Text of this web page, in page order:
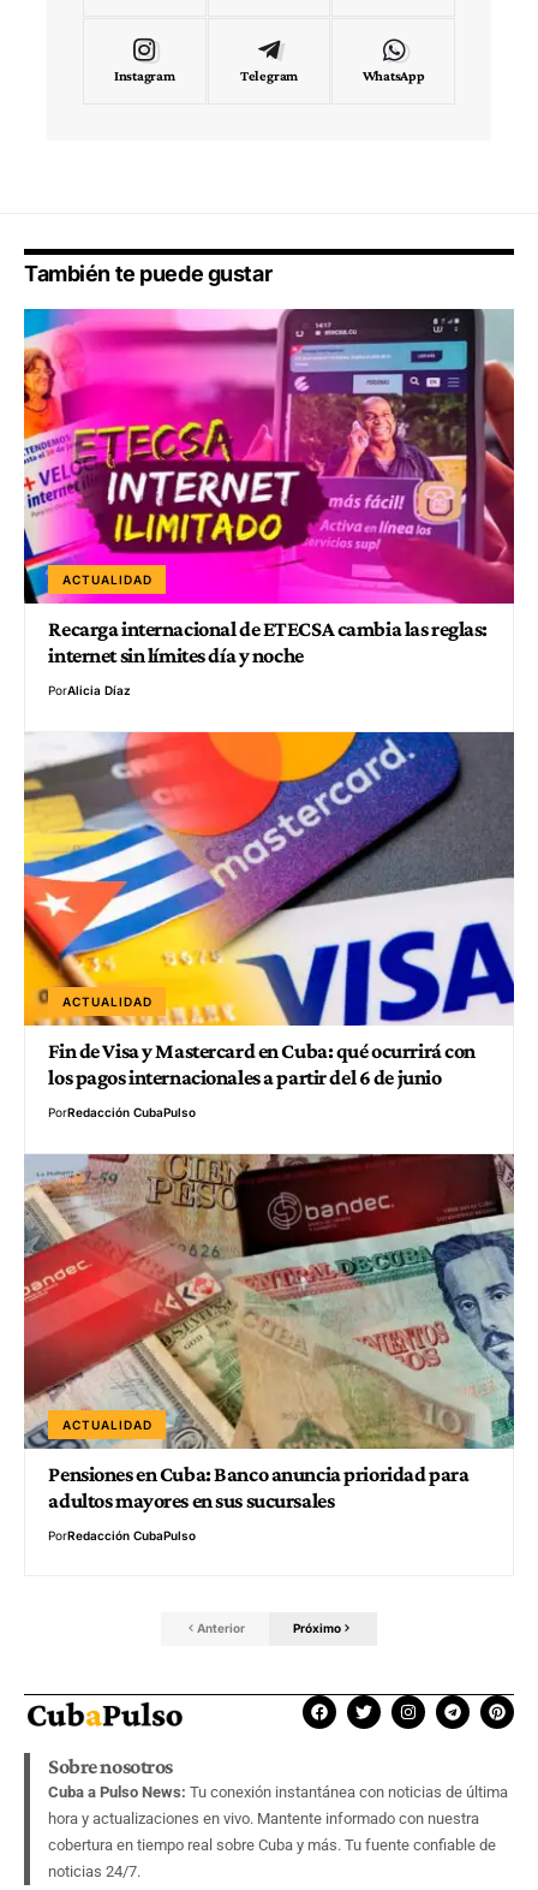
Instagram Telegram WhatsApp
También te puede gustar
ACTUALIDAD
Recarga internacional de ETECSA cambia las reglas:
internet sin límites día y noche
PorAlicia Díaz
ACTUALIDAD
Fin de Visa y Mastercard en Cuba: qué ocurrirá con
los pagos internacionales a partir del 6 de junio
PorRedacción CubaPulso
ACTUALIDAD
Pensiones en Cuba: Banco anuncia prioridad para
adultos mayores en sus sucursales
PorRedacción CubaPulso
Anterior Próximo
Sobre nosotros
Cuba a Pulso News: Tu conexión instantánea con noticias de última
hora y actualizaciones en vivo. Mantente informado con nuestra
cobertura en tiempo real sobre Cuba y más. Tu fuente confiable de
noticias 24/7.